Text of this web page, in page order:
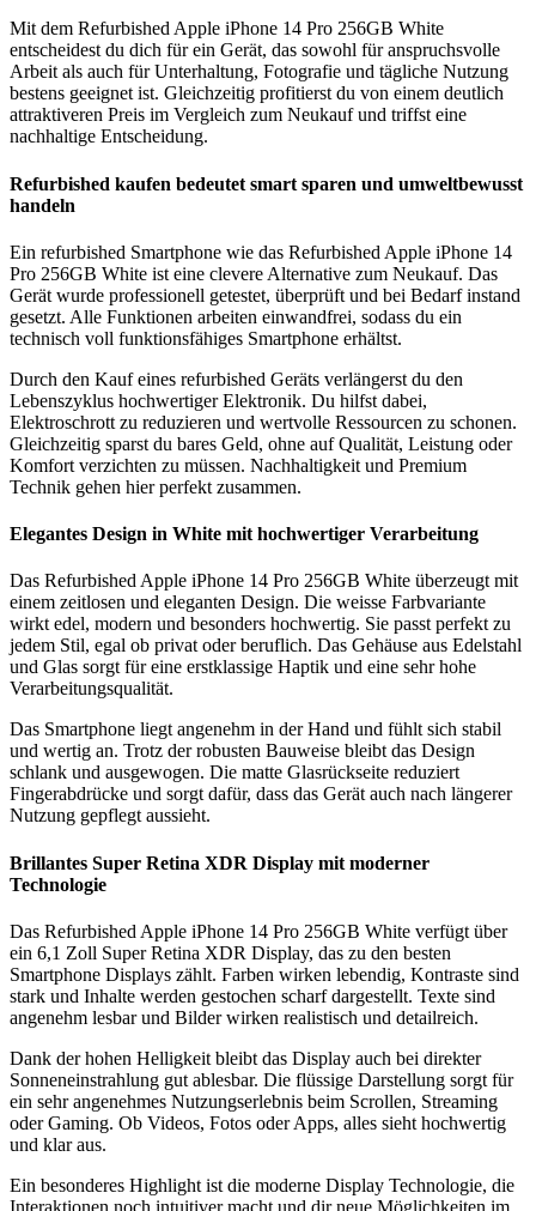
Mit dem Refurbished Apple iPhone 14 Pro 256GB White
entscheidest du dich für ein Gerät, das sowohl für anspruchsvolle
Arbeit als auch für Unterhaltung, Fotografie und tägliche Nutzung
bestens geeignet ist. Gleichzeitig profitierst du von einem deutlich
attraktiveren Preis im Vergleich zum Neukauf und triffst eine
nachhaltige Entscheidung.
Refurbished kaufen bedeutet smart sparen und umweltbewusst
handeln
Ein refurbished Smartphone wie das Refurbished Apple iPhone 14
Pro 256GB White ist eine clevere Alternative zum Neukauf. Das
Gerät wurde professionell getestet, überprüft und bei Bedarf instand
gesetzt. Alle Funktionen arbeiten einwandfrei, sodass du ein
technisch voll funktionsfähiges Smartphone erhältst.
Durch den Kauf eines refurbished Geräts verlängerst du den
Lebenszyklus hochwertiger Elektronik. Du hilfst dabei,
Elektroschrott zu reduzieren und wertvolle Ressourcen zu schonen.
Gleichzeitig sparst du bares Geld, ohne auf Qualität, Leistung oder
Komfort verzichten zu müssen. Nachhaltigkeit und Premium
Technik gehen hier perfekt zusammen.
Elegantes Design in White mit hochwertiger Verarbeitung
Das Refurbished Apple iPhone 14 Pro 256GB White überzeugt mit
einem zeitlosen und eleganten Design. Die weisse Farbvariante
wirkt edel, modern und besonders hochwertig. Sie passt perfekt zu
jedem Stil, egal ob privat oder beruflich. Das Gehäuse aus Edelstahl
und Glas sorgt für eine erstklassige Haptik und eine sehr hohe
Verarbeitungsqualität.
Das Smartphone liegt angenehm in der Hand und fühlt sich stabil
und wertig an. Trotz der robusten Bauweise bleibt das Design
schlank und ausgewogen. Die matte Glasrückseite reduziert
Fingerabdrücke und sorgt dafür, dass das Gerät auch nach längerer
Nutzung gepflegt aussieht.
Brillantes Super Retina XDR Display mit moderner
Technologie
Das Refurbished Apple iPhone 14 Pro 256GB White verfügt über
ein 6,1 Zoll Super Retina XDR Display, das zu den besten
Smartphone Displays zählt. Farben wirken lebendig, Kontraste sind
stark und Inhalte werden gestochen scharf dargestellt. Texte sind
angenehm lesbar und Bilder wirken realistisch und detailreich.
Dank der hohen Helligkeit bleibt das Display auch bei direkter
Sonneneinstrahlung gut ablesbar. Die flüssige Darstellung sorgt für
ein sehr angenehmes Nutzungserlebnis beim Scrollen, Streaming
oder Gaming. Ob Videos, Fotos oder Apps, alles sieht hochwertig
und klar aus.
Ein besonderes Highlight ist die moderne Display Technologie, die
Interaktionen noch intuitiver macht und dir neue Möglichkeiten im